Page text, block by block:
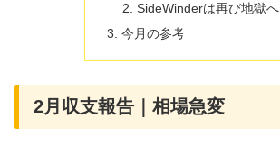
SideWinderは再び地獄へ
今月の参考
2月収支報告｜相場急変